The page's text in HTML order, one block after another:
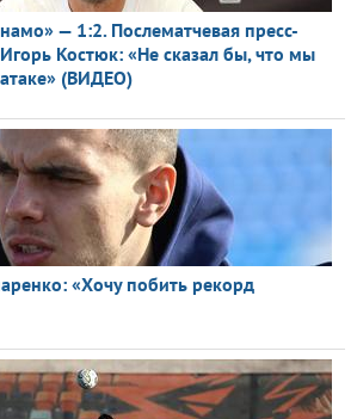
— 1:2. Послематчевая пресс-
Костюк: «Не сказал бы, что мы
(ВИДЕО)
«Хочу побить рекорд